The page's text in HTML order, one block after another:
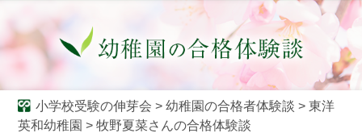
小学校受験の伸芽会 > 幼稚園の合格者体験談 > 東洋
英和幼稚園 > 牧野夏菜さんの合格体験談